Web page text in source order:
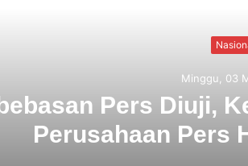
SMSI:
Fundamental